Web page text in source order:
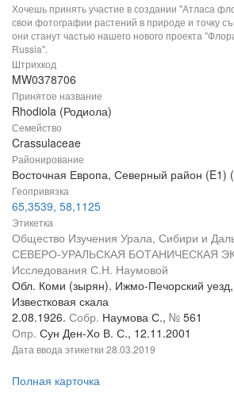
Хочешь принять участие в создании "Атласа
свои фотографии растений в природе и точку
они станут частью нашего нового проекта
Russia".
Штрихкод
MW0378706
Принятое название
Rhodiola (Родиола)
Семейство
Crassulaceae
Районирование
Восточная Европа, Северный район (E1)
Геопривязка
65,3539, 58,1125
Этикетка
Общество Изучения Урала, Сибири и
СЕВЕРО-УРАЛЬСКАЯ БОТАНИЧЕСКАЯ
Исследования С.Н. Наумовой
Обл. Коми (зырян). Ижмо-Печорский
Известковая скала
2.08.1926. Собр. Наумова С., № 561
Опр. Сун Ден-Хо В. С., 12.11.2001
Дата ввода этикетки 28.03.2019
Полная карточка